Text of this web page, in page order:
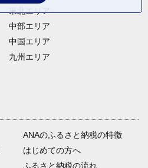
東北エリア
中部エリア
中国エリア
九州エリア
ANAのふるさと納税の特徴
はじめての方へ
ふるさと納税の流れ